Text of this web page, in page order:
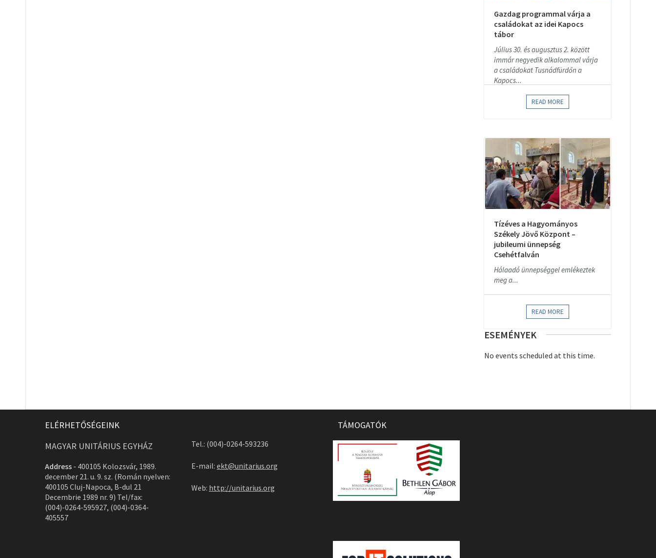
Gazdag programmal várja a
családokat az idei Kapocs
tábor
Július 30. és augusztus 2. között
immár negyedik alkalommal várja
a családokat Tusnádfürdőn a
Kapocs...
READ MORE
Tízéves a Hagyományos
Székely Jövő Központ –
jubileumi ünnepség
Csehétfalván
Hálaadó ünnepséggel emlékeztek
meg a...
READ MORE
ESEMÉNYEK
No events scheduled at this time.
ELÉRHETŐSÉGEINK
MAGYAR UNITÁRIUS EGYHÁZ
Address - 400105 Kolozsvár, 1989.
december 21. u. 9. sz. (Román nyelven:
400105 Cluj-Napoca, B-dul 21
Decembrie 1989 nr. 9) Tel/fax:
(004)-0264-595927, (004)-0364-
405557
Tel.: (004)-0264-593236
E-mail: ekt@unitarius.org
Web: http://unitarius.org
TÁMOGATÓK